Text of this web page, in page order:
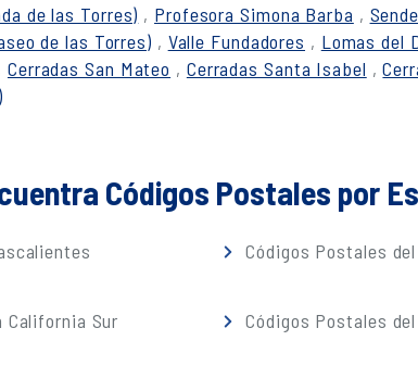
de las Torres) , Profesora Simona Barba ,
de las Torres) , Valle Fundadores , Lomas del
Cerradas San Mateo , Cerradas Santa Isabel ,
Códigos Postales por
Códigos Postales
California Sur Códigos Postales